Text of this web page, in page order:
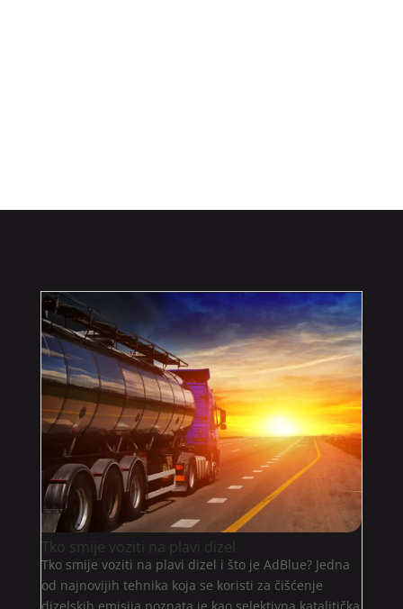
Tko smije voziti na plavi dizel
Tko smije voziti na plavi dizel i što je AdBlue? Jedna
od najnovijih tehnika koja se koristi za čišćenje